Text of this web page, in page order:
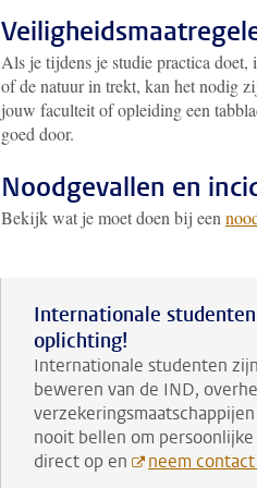
Als je tijdens je studie practica
of de natuur in trekt, kan het nodig
jouw faculteit of opleiding een
goed door.
Noodgevallen en
Bekijk wat je moet doen bij een
Internationale
oplichting!
Internationale studenten
beweren van de IND,
nooit bellen om
direct op en
neem